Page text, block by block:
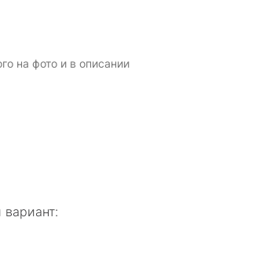
на фото и в описании